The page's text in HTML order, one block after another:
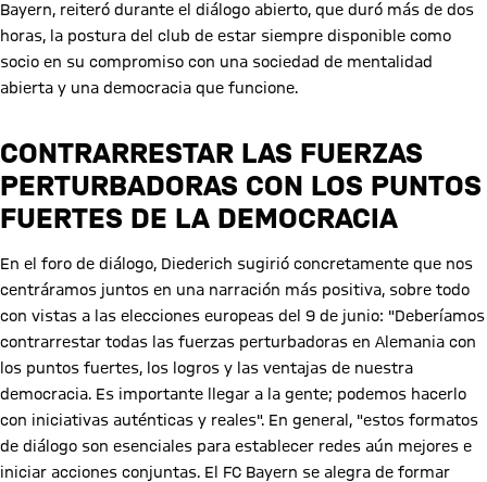
Bayern, reiteró durante el diálogo abierto, que duró más de dos
horas, la postura del club de estar siempre disponible como
socio en su compromiso con una sociedad de mentalidad
abierta y una democracia que funcione.
CONTRARRESTAR LAS FUERZAS
PERTURBADORAS CON LOS PUNTOS
FUERTES DE LA DEMOCRACIA
En el foro de diálogo, Diederich sugirió concretamente que nos
centráramos juntos en una narración más positiva, sobre todo
con vistas a las elecciones europeas del 9 de junio: "Deberíamos
contrarrestar todas las fuerzas perturbadoras en Alemania con
los puntos fuertes, los logros y las ventajas de nuestra
democracia. Es importante llegar a la gente; podemos hacerlo
con iniciativas auténticas y reales". En general, "estos formatos
de diálogo son esenciales para establecer redes aún mejores e
iniciar acciones conjuntas. El FC Bayern se alegra de formar